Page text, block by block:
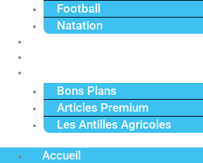
Football
Natation
Bons Plans
Articles Premium
Les Antilles Agricoles
Accueil